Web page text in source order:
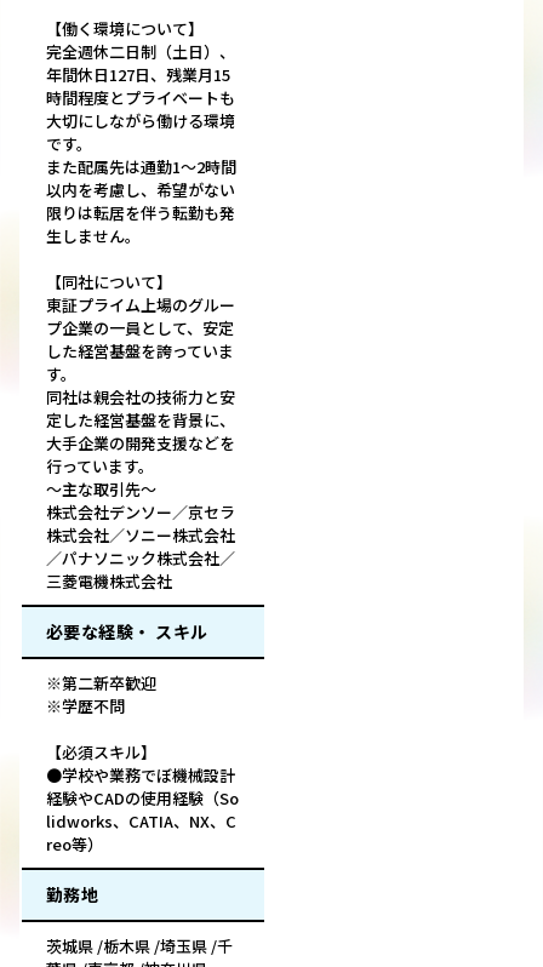
【働く環境について】
完全週休二日制（土日）、
年間休日127日、残業月15
時間程度とプライベートも
大切にしながら働ける環境
です。
また配属先は通勤1～2時間
以内を考慮し、希望がない
限りは転居を伴う転勤も発
生しません。
【同社について】
東証プライム上場のグルー
プ企業の一員として、安定
した経営基盤を誇っていま
す。
同社は親会社の技術力と安
定した経営基盤を背景に、
大手企業の開発支援などを
行っています。
～主な取引先～
株式会社デンソー／京セラ
株式会社／ソニー株式会社
／パナソニック株式会社／
三菱電機株式会社
必要な経験・ スキル
※第二新卒歓迎
※学歴不問
【必須スキル】
●学校や業務でぼ機械設計
経験やCADの使用経験（So
lidworks、CATIA、NX、C
reo等）
勤務地
茨城県 /栃木県 /埼玉県 /千